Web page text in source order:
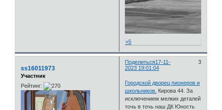
+5
Поделиться 3
17-11-
2023 19:01:04
ss16011973
Участник
Рейтинг:
Городской дворец пионеров и
школьников. Кирова 44. За
исключением мелких деталей
точь в точь наш ДК Юность